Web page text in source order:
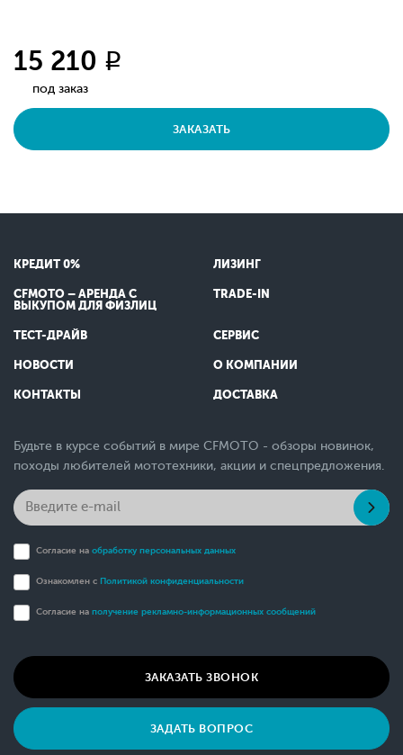
15 210 q
под заказ
ЗАКАЗАТЬ
КРЕДИТ 0% ЛИЗИНГ
CFMOTO – АРЕНДА С
ВЫКУПОМ ДЛЯ ФИЗЛИЦ
TRADE-IN
ТЕСТ-ДРАЙВ СЕРВИС
НОВОСТИ О КОМПАНИИ
КОНТАКТЫ ДОСТАВКА
Будьте в курсе событий в мире CFMOTO - обзоры новинок,
походы любителей мототехники, акции и спецпредложения.
Согласие на обработку персональных данных
Ознакомлен с Политикой конфиденциальности
Согласие на получение рекламно-информационных сообщений
ЗАКАЗАТЬ ЗВОНОК
ЗАДАТЬ ВОПРОС